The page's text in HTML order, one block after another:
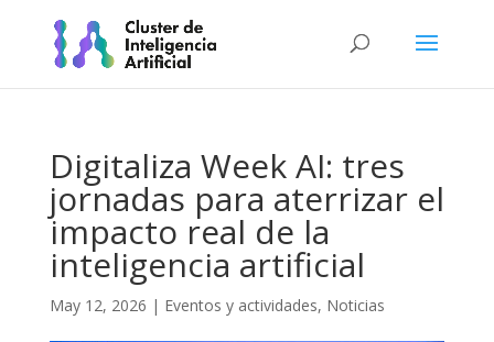
Digitaliza Week AI: tres
jornadas para aterrizar el
impacto real de la
inteligencia artificial
May 12, 2026 | Eventos y actividades, Noticias